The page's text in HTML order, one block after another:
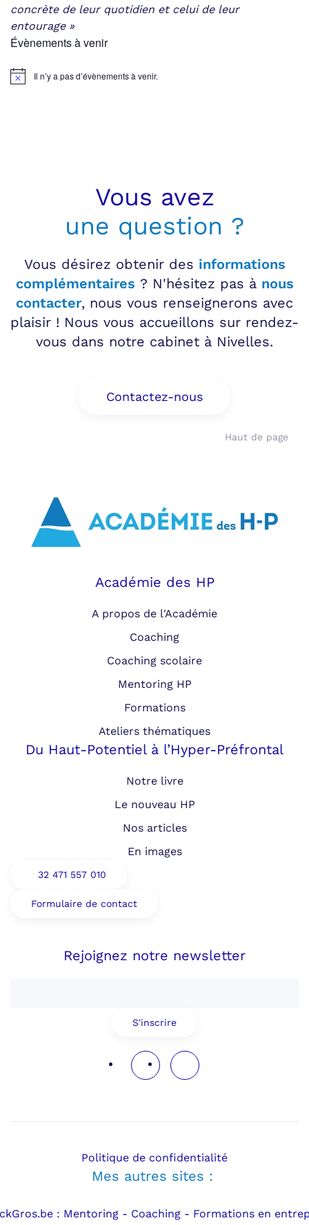
concrète de leur quotidien et celui de leur
entourage »
Évènements à venir
Notice Il n’y a pas d’évènements à venir.
Vous avez
une question ?
Vous désirez obtenir des informations
complémentaires ? N'hésitez pas à nous
contacter, nous vous renseignerons avec
plaisir ! Nous vous accueillons sur rendez-
vous dans notre cabinet à Nivelles.
Contactez-nous
Haut de page
Académie des HP
A propos de l'Académie
Coaching
Coaching scolaire
Mentoring HP
Formations
Ateliers thématiques
Du Haut-Potentiel à l’Hyper-Préfrontal
Notre livre
Le nouveau HP
Nos articles
En images
32 471 557 010
Formulaire de contact
Rejoignez notre newsletter
S'inscrire
Politique de confidentialité
Mes autres sites :
: Mentoring - Coaching - Formations en